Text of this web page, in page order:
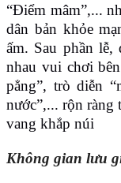
“Điểm mâm”,...
dân bản khỏe
ấm. Sau phần lễ,
nhau vui chơi
pẳng”, trò diễn
nước”,... rộn ràng
vang khắp núi
Không gian lưu